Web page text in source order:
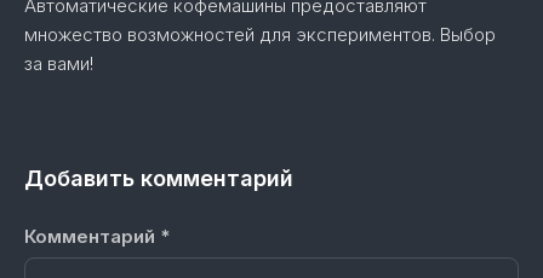
Автоматические кофемашины предоставляют
множество возможностей для экспериментов. Выбор
за вами!
Добавить комментарий
Комментарий *